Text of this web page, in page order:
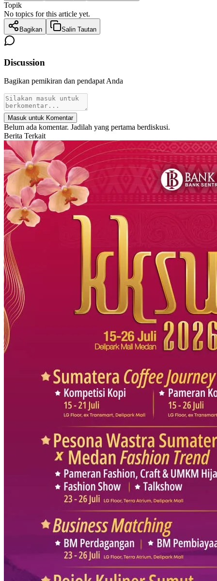
Topik
No topics for this article yet.
Bagikan Salin Tautan
Discussion
Bagikan pemikiran dan pendapat Anda
Masuk untuk Komentar
Belum ada komentar. Jadilah yang pertama berdiskusi.
Berita Terkait